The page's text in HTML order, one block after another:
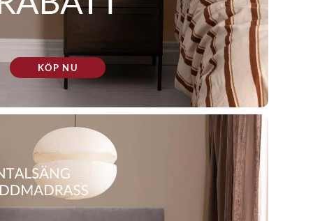
KÖP NU